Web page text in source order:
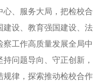
心、服务大局，把检校合
建设、教育强国建设、法
察工作高质量发展全局中
问题导向、守正创新，
规律，探索推动检校合作